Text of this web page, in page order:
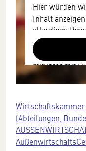
Hier würden
Inhalt
allerdings
Browser
Daten zu
mitunter mit
austauscht.
Schutzniveau
US-
diesen Daten
(Abteilungen,